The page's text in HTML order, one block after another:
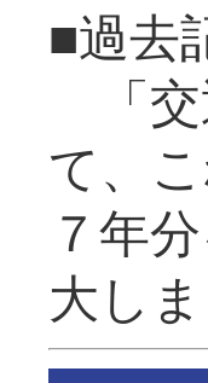
■過去
「交
て、
７年
大